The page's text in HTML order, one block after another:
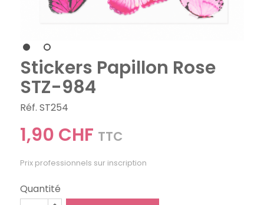
Stickers Papillon Rose
STZ-984
Réf. ST254
1,90 CHF TTC
Prix professionnels sur inscription
Quantité